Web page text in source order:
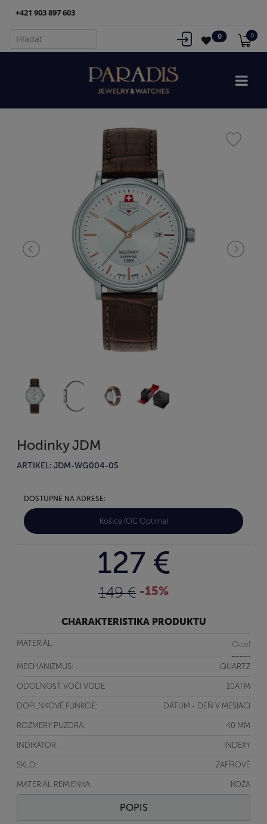
+421 903 897 603
0 0
Hodinky JDM
ARTIKEL: JDM-WG004-05
DOSTUPNÉ NA ADRESE:
Košice (OC Optima)
127 €
149 € -15%
CHARAKTERISTIKA PRODUKTU
MATERIÁL: Oceľ
MECHANIZMUS: QUARTZ
ODOLNOSŤ VOČI VODE: 10ATM
DOPLNKOVÉ FUNKCIE: DÁTUM - DEŇ V MESIACI
ROZMERY PUZDRA: 40 MM
INDIKÁTOR: INDEXY
SKLO: ZAFÍROVÉ
MATERIÁL REMIENKA: KOŽA
POPIS